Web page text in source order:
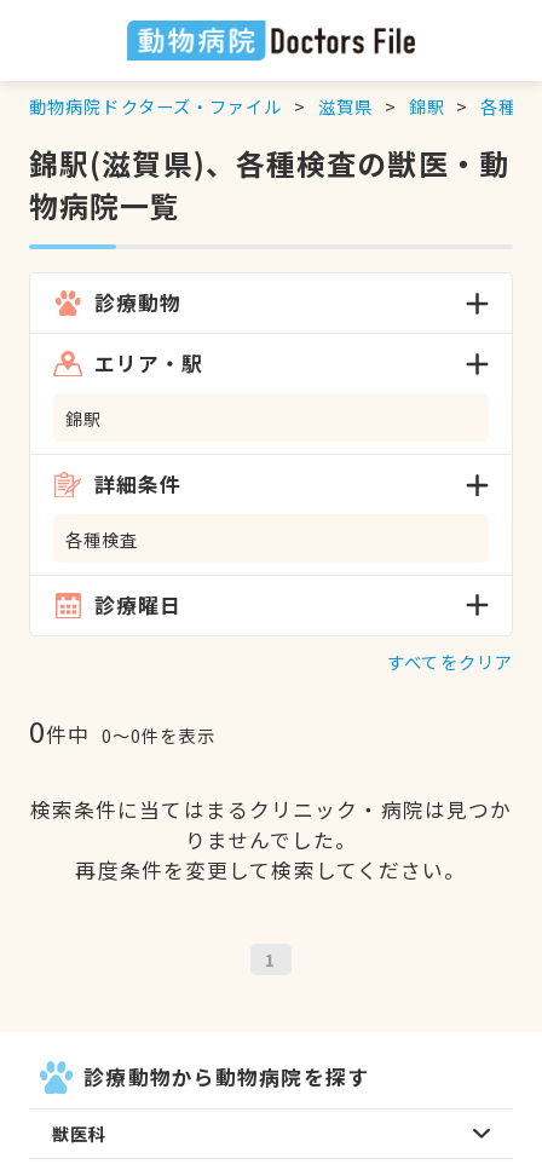
動物病院ドクターズ・ファイル 滋賀県 錦駅 各種検
錦駅(滋賀県)、各種検査の獣医・動
物病院一覧
診療動物
エリア・駅
錦駅
詳細条件
各種検査
診療曜日
すべてをクリア
0件中 0〜0件を表示
検索条件に当てはまるクリニック・病院は見つか
りませんでした。
再度条件を変更して検索してください。
1
診療動物から動物病院を探す
獣医科